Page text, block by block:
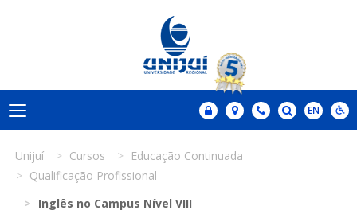
Unijuí Cursos
Educação Continuada
Qualificação Profissional
Inglês no Campus Nível VIII